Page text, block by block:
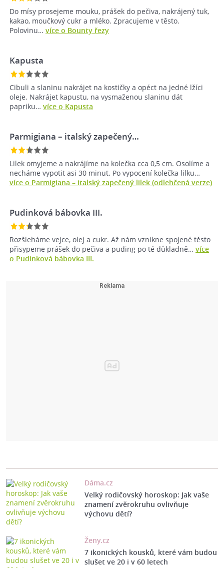
Do mísy prosejeme mouku, prášek do pečiva, nakrájený tuk,
kakao, moučkový cukr a mléko. Zpracujeme v těsto.
Polovinu… více o Bounty řezy
Kapusta
Cibuli a slaninu nakrájet na kostičky a opéct na jedné lžíci
oleje. Nakrájet kapustu, na vysmaženou slaninu dát
papriku… více o Kapusta
Parmigiana – italský zapečený…
Lilek omyjeme a nakrájíme na kolečka cca 0,5 cm. Osolíme a
necháme vypotit asi 30 minut. Po vypocení kolečka lilku…
více o Parmigiana – italský zapečený lilek (odlehčená verze)
Pudinková bábovka III.
Rozšleháme vejce, olej a cukr. Až nám vznikne spojené těsto
přisypeme prášek do pečiva a puding po té důkladně… více
o Pudinková bábovka III.
Dáma.cz
Velký rodičovský horoskop: Jak vaše
znamení zvěrokruhu ovlivňuje
výchovu dětí?
Ženy.cz
7 ikonických kousků, které vám budou
slušet ve 20 i v 60 letech